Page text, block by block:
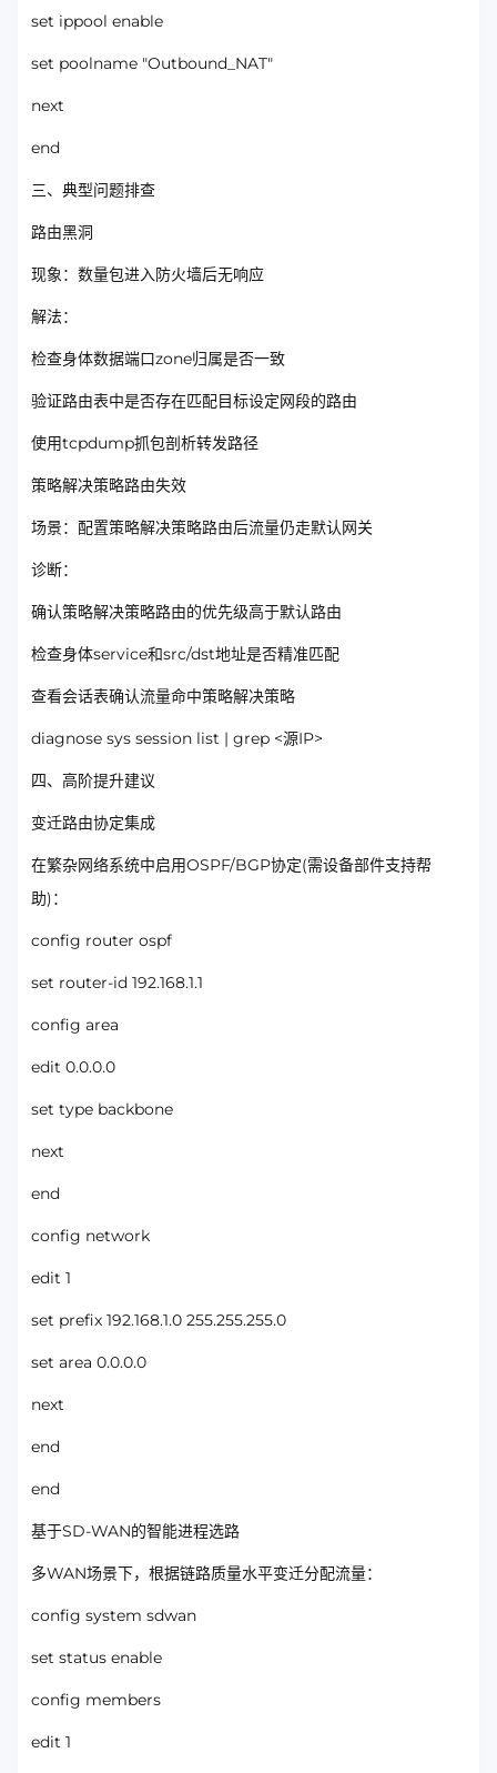
set ippool enable
set poolname "Outbound_NAT"
next
end
三、典型问题排查
路由黑洞
现象：数量包进入防火墙后无响应
解法：
检查身体数据端口zone归属是否一致
验证路由表中是否存在匹配目标设定网段的路由
使用tcpdump抓包剖析转发路径
策略解决策略路由失效
场景：配置策略解决策略路由后流量仍走默认网关
诊断：
确认策略解决策略路由的优先级高于默认路由
检查身体service和src/dst地址是否精准匹配
查看会话表确认流量命中策略解决策略
diagnose sys session list | grep <源IP>
四、高阶提升建议
变迁路由协定集成
在繁杂网络系统中启用OSPF/BGP协定(需设备部件支持帮
助)：
config router ospf
set router-id 192.168.1.1
config area
edit 0.0.0.0
set type backbone
next
end
config network
edit 1
set prefix 192.168.1.0 255.255.255.0
set area 0.0.0.0
next
end
end
基于SD-WAN的智能进程选路
多WAN场景下，根据链路质量水平变迁分配流量：
config system sdwan
set status enable
config members
edit 1